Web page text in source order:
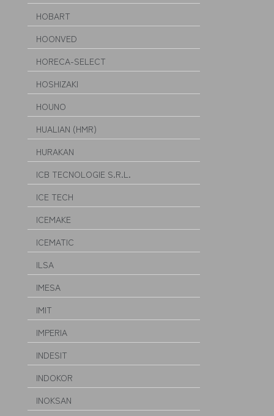
HOBART
HOONVED
HORECA-SELECT
HOSHIZAKI
HOUNO
HUALIAN (HMR)
HURAKAN
ICB TECNOLOGIE S.R.L.
ICE TECH
ICEMAKE
ICEMATIC
ILSA
IMESA
IMIT
IMPERIA
INDESIT
INDOKOR
INOKSAN